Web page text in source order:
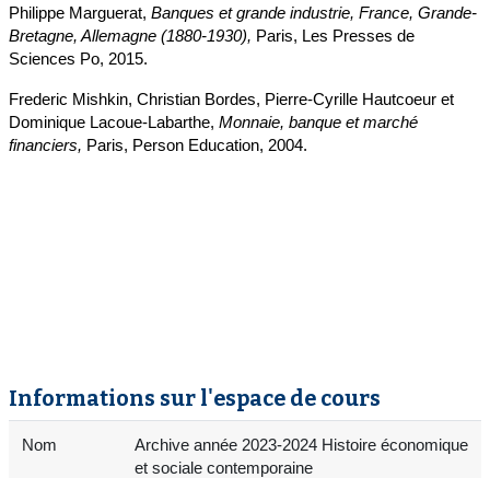
Philippe Marguerat, Banques et grande industrie, France, Grande-
Bretagne, Allemagne (1880-1930), Paris, Les Presses de
Sciences Po, 2015.
Frederic Mishkin, Christian Bordes, Pierre-Cyrille Hautcoeur et
Dominique Lacoue-Labarthe, Monnaie, banque et marché
financiers, Paris, Person Education, 2004.
Informations sur l'espace de cours
Nom
Archive année 2023-2024 Histoire économique
et sociale contemporaine